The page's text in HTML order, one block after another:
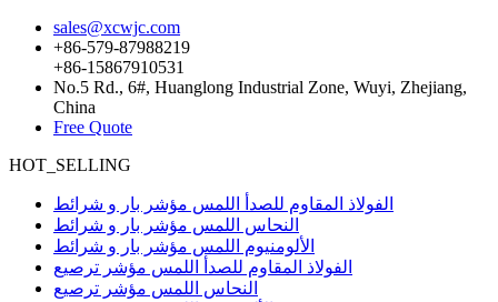
sales@xcwjc.com
+86-579-87988219
+86-15867910531
No.5 Rd., 6#, Huanglong Industrial Zone, Wuyi, Zhejiang,
China
Free Quote
HOT_SELLING
الفولاذ المقاوم للصدأ اللمس مؤشر بار و شرائط
النحاس اللمس مؤشر بار و شرائط
الألومنيوم اللمس مؤشر بار و شرائط
الفولاذ المقاوم للصدأ اللمس مؤشر ترصيع
النحاس اللمس مؤشر ترصيع